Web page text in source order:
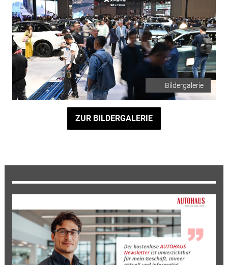
Bildergalerie
ZUR BILDERGALERIE